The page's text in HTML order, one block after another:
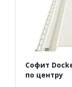
Софит
по центру